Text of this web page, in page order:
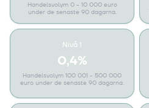
Handelsvolym 0 - 10 000 euro
under de senaste 90 dagarna.
Nivå 1
0,4%
Handelsvolym 100 001 - 500 000
euro under de senaste 90 dagarna.